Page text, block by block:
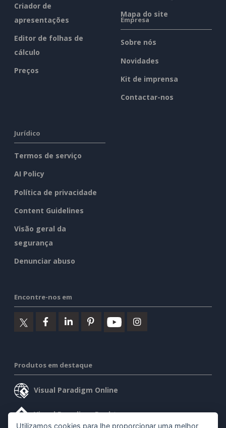
Criador de
apresentações
Editor de folhas de
cálculo
Preços
Mapa do site
Empresa
Sobre nós
Novidades
Kit de imprensa
Contactar-nos
Jurídico
Termos de serviço
AI Policy
Política de privacidade
Content Guidelines
Visão geral da
segurança
Denunciar abuso
Encontre-nos em
Produtos em destaque
Visual Paradigm Online
Visual Paradigm Desktop
Utilizamos cookies para lhe proporcionar uma melhor